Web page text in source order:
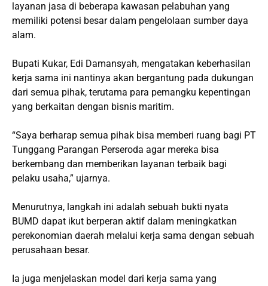
layanan jasa di beberapa kawasan pelabuhan yang
memiliki potensi besar dalam pengelolaan sumber daya
alam.
Bupati Kukar, Edi Damansyah, mengatakan keberhasilan
kerja sama ini nantinya akan bergantung pada dukungan
dari semua pihak, terutama para pemangku kepentingan
yang berkaitan dengan bisnis maritim.
“Saya berharap semua pihak bisa memberi ruang bagi PT
Tunggang Parangan Perseroda agar mereka bisa
berkembang dan memberikan layanan terbaik bagi
pelaku usaha,” ujarnya.
Menurutnya, langkah ini adalah sebuah bukti nyata
BUMD dapat ikut berperan aktif dalam meningkatkan
perekonomian daerah melalui kerja sama dengan sebuah
perusahaan besar.
Ia juga menjelaskan model dari kerja sama yang